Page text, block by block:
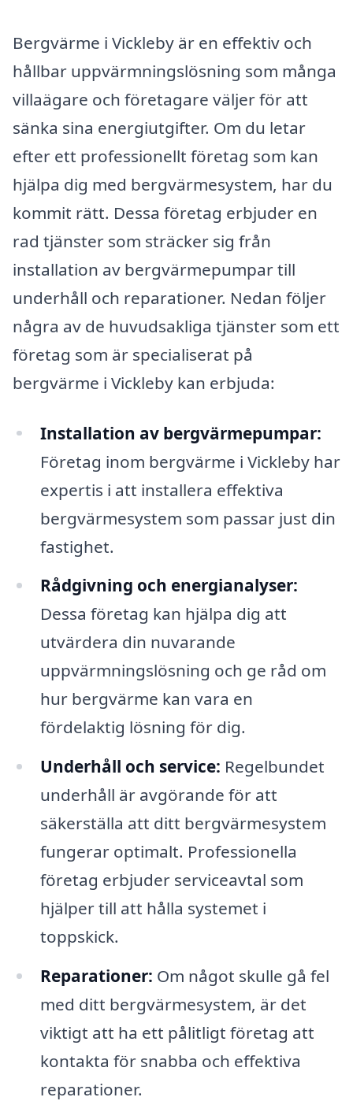
Bergvärme i Vickleby är en effektiv och
hållbar uppvärmningslösning som många
villaägare och företagare väljer för att
sänka sina energiutgifter. Om du letar
efter ett professionellt företag som kan
hjälpa dig med bergvärmesystem, har du
kommit rätt. Dessa företag erbjuder en
rad tjänster som sträcker sig från
installation av bergvärmepumpar till
underhåll och reparationer. Nedan följer
några av de huvudsakliga tjänster som ett
företag som är specialiserat på
bergvärme i Vickleby kan erbjuda:
Installation av bergvärmepumpar:
Företag inom bergvärme i Vickleby har
expertis i att installera effektiva
bergvärmesystem som passar just din
fastighet.
Rådgivning och energianalyser:
Dessa företag kan hjälpa dig att
utvärdera din nuvarande
uppvärmningslösning och ge råd om
hur bergvärme kan vara en
fördelaktig lösning för dig.
Underhåll och service: Regelbundet
underhåll är avgörande för att
säkerställa att ditt bergvärmesystem
fungerar optimalt. Professionella
företag erbjuder serviceavtal som
hjälper till att hålla systemet i
toppskick.
Reparationer: Om något skulle gå fel
med ditt bergvärmesystem, är det
viktigt att ha ett pålitligt företag att
kontakta för snabba och effektiva
reparationer.